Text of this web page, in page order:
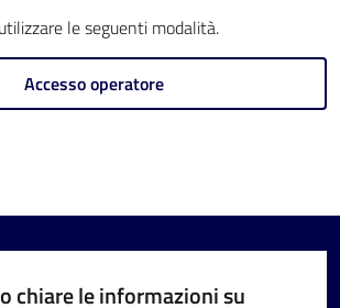
le seguenti modalità.
Accesso operatore
chiare le informazioni su